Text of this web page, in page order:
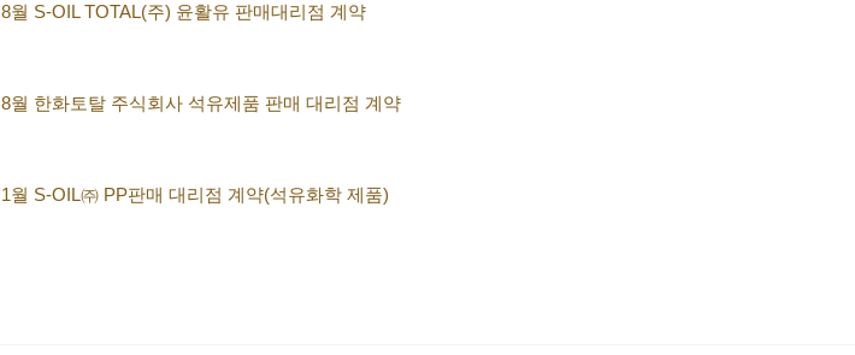
8월 S-OIL TOTAL(주) 윤활유 판매대리점 계약
8월 한화토탈 주식회사 석유제품 판매 대리점 계약
1월 S-OIL㈜ PP판매 대리점 계약(석유화학 제품)